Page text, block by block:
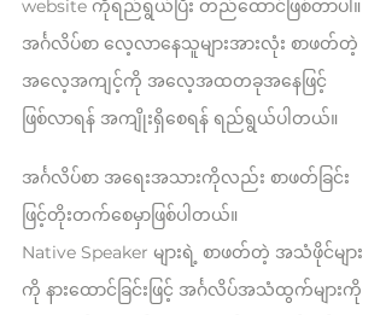
website ကိုရည်ရွယ်ပြီး တည်ထောင်ဖြစ်တာပါ။
အင်္ဂလိပ်စာ လေ့လာနေသူများအားလုံး စာဖတ်တဲ့
အလေ့အကျင့်ကို အလေ့အထတခုအနေဖြင့်
ဖြစ်လာရန် အကျိုးရှိစေရန် ရည်ရွယ်ပါတယ်။
အင်္ဂလိပ်စာ အရေးအသားကိုလည်း စာဖတ်ခြင်း
ဖြင့်တိုးတက်စေမှာဖြစ်ပါတယ်။
Native Speaker များရဲ့ စာဖတ်တဲ့ အသံဖိုင်များ
ကို နားထောင်ခြင်းဖြင့် အင်္ဂလိပ်အသံထွက်များကို